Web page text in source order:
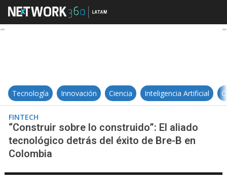
“Construir sobre lo construido”:
Tecnología Innovación Ciencia Inteligencia Artificial
FINTECH
“Construir sobre lo construido”: El aliado
tecnológico detrás del éxito de Bre-B en
Colombia